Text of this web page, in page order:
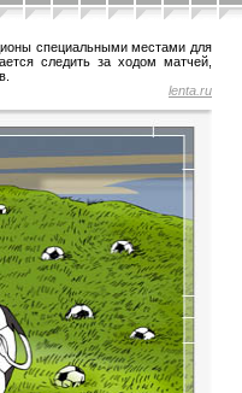
специальными местами для
следить за ходом матчей,
lenta.ru